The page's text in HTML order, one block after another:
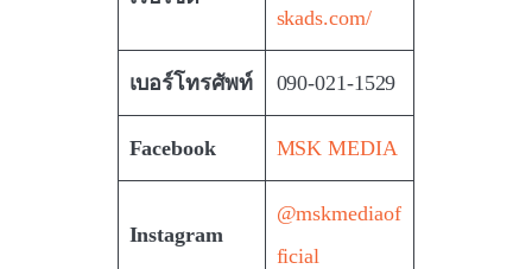
skads.com/
เบอร์โทรศัพท์ 090-021-1529
Facebook MSK MEDIA
Instagram
@mskmediaof
ficial